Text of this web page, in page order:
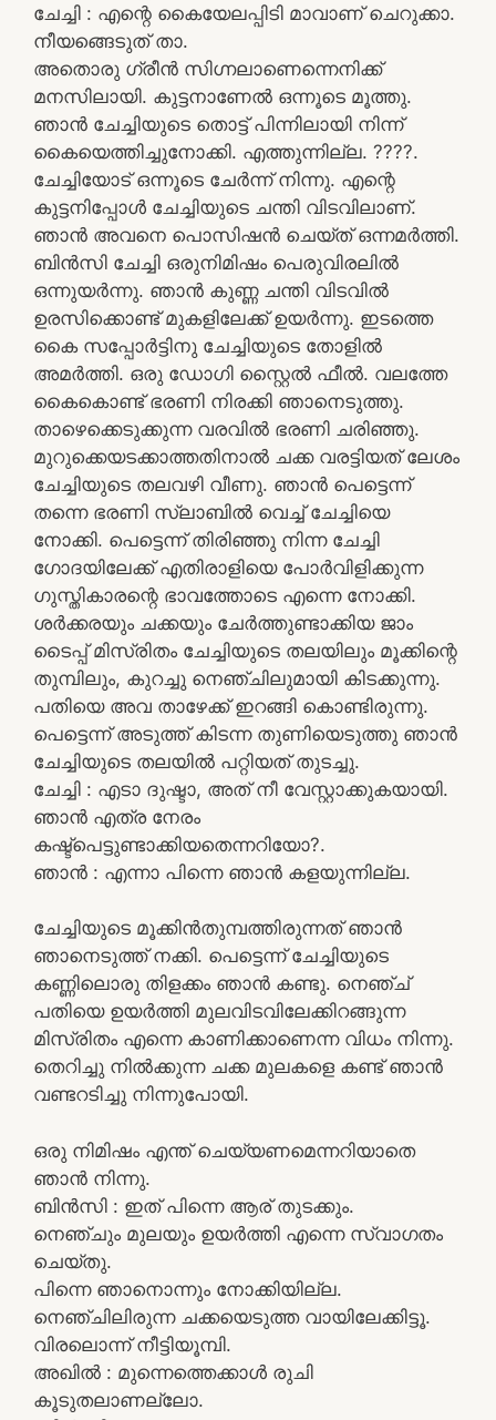
ചേച്ചി : എന്റെ കൈയേലപ്പിടി മാവാണ് ചെറുക്കാ.
നീയങ്ങെടുത് താ.
അതൊരു ഗ്രീൻ സിഗ്നലാണെന്നെനിക്ക്
മനസിലായി. കുട്ടനാണേൽ ഒന്നൂടെ മൂത്തു.
ഞാൻ ചേച്ചിയുടെ തൊട്ട് പിന്നിലായി നിന്ന്
കൈയെത്തിച്ചുനോക്കി. എത്തുന്നില്ല. ????.
ചേച്ചിയോട് ഒന്നൂടെ ചേർന്ന് നിന്നു. എന്റെ
കുട്ടനിപ്പോൾ ചേച്ചിയുടെ ചന്തി വിടവിലാണ്.
ഞാൻ അവനെ പൊസിഷൻ ചെയ്ത് ഒന്നമർത്തി.
ബിൻസി ചേച്ചി ഒരുനിമിഷം പെരുവിരലിൽ
ഒന്നുയർന്നു. ഞാൻ കുണ്ണ ചന്തി വിടവിൽ
ഉരസിക്കൊണ്ട് മുകളിലേക്ക് ഉയർന്നു. ഇടത്തെ
കൈ സപ്പോർട്ടിനു ചേച്ചിയുടെ തോളിൽ
അമർത്തി. ഒരു ഡോഗി സ്റ്റൈൽ ഫീൽ. വലത്തേ
കൈകൊണ്ട് ഭരണി നിരക്കി ഞാനെടുത്തു.
താഴെക്കെടുക്കുന്ന വരവിൽ ഭരണി ചരിഞ്ഞു.
മുറുക്കെയടക്കാത്തതിനാൽ ചക്ക വരട്ടിയത് ലേശം
ചേച്ചിയുടെ തലവഴി വീണു. ഞാൻ പെട്ടെന്ന്
തന്നെ ഭരണി സ്ലാബിൽ വെച്ച് ചേച്ചിയെ
നോക്കി. പെട്ടെന്ന് തിരിഞ്ഞു നിന്ന ചേച്ചി
ഗോദയിലേക്ക് എതിരാളിയെ പോർവിളിക്കുന്ന
ഗുസ്തികാരന്റെ ഭാവത്തോടെ എന്നെ നോക്കി.
ശർക്കരയും ചക്കയും ചേർത്തുണ്ടാക്കിയ ജാം
ടൈപ്പ് മിസ്രിതം ചേച്ചിയുടെ തലയിലും മൂക്കിന്റെ
തുമ്പിലും, കുറച്ചു നെഞ്ചിലുമായി കിടക്കുന്നു.
പതിയെ അവ താഴേക്ക് ഇറങ്ങി കൊണ്ടിരുന്നു.
പെട്ടെന്ന് അടുത്ത് കിടന്ന തുണിയെടുത്തു ഞാൻ
ചേച്ചിയുടെ തലയിൽ പറ്റിയത് തുടച്ചു.
ചേച്ചി : എടാ ദുഷ്ടാ, അത് നീ വേസ്റ്റാക്കുകയായി.
ഞാൻ എത്ര നേരം
കഷ്ട്പെട്ടുണ്ടാക്കിയതെന്നറിയോ?.
ഞാൻ : എന്നാ പിന്നെ ഞാൻ കളയുന്നില്ല.
ചേച്ചിയുടെ മൂക്കിൻതുമ്പത്തിരുന്നത് ഞാൻ
ഞാനെടുത്ത് നക്കി. പെട്ടെന്ന് ചേച്ചിയുടെ
കണ്ണിലൊരു തിളക്കം ഞാൻ കണ്ടു. നെഞ്ച്
പതിയെ ഉയർത്തി മുലവിടവിലേക്കിറങ്ങുന്ന
മിസ്രിതം എന്നെ കാണിക്കാണെന്ന വിധം നിന്നു.
തെറിച്ചു നിൽക്കുന്ന ചക്ക മുലകളെ കണ്ട് ഞാൻ
വണ്ടറടിച്ചു നിന്നുപോയി.
ഒരു നിമിഷം എന്ത് ചെയ്യണമെന്നറിയാതെ
ഞാൻ നിന്നു.
ബിൻസി : ഇത് പിന്നെ ആര് തുടക്കും.
നെഞ്ചും മുലയും ഉയർത്തി എന്നെ സ്വാഗതം
ചെയ്തു.
പിന്നെ ഞാനൊന്നും നോക്കിയില്ല.
നെഞ്ചിലിരുന്ന ചക്കയെടുത്ത വായിലേക്കിട്ടൂ.
വിരലൊന്ന് നീട്ടിയൂമ്പി.
അഖിൽ : മുന്നെത്തെക്കാൾ രുചി
കൂടുതലാണല്ലോ.